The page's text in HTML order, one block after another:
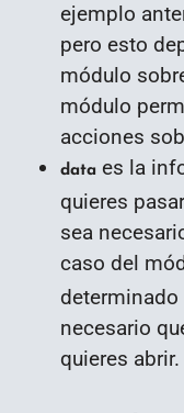
ejemplo
pero esto
módulo
módulo
acciones
data es la
quieres
sea
caso del
necesario
quieres abrir.